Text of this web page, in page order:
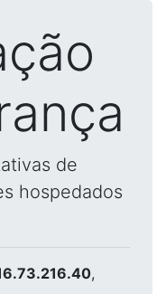
de
hospedados
,